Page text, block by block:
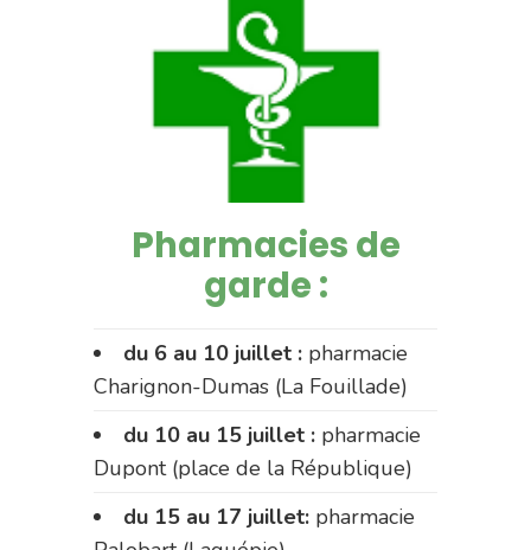
Pharmacies de
garde :
du 6 au 10 juillet : pharmacie
Charignon-Dumas (La Fouillade)
du 10 au 15 juillet : pharmacie
Dupont (place de la République)
du 15 au 17 juillet: pharmacie